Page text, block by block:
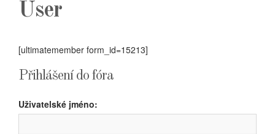
User
[ultimatemember form_id=15213]
Přihlášení do fóra
Uživatelské jméno: